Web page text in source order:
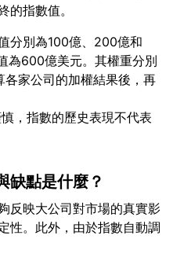
分別為100億、200億和
為600億美元。其權重分別
家公司的加權結果後，再
，指數的歷史表現不代表
缺點是什麼？
反映大公司對市場的真實影
性。此外，由於指數自動調